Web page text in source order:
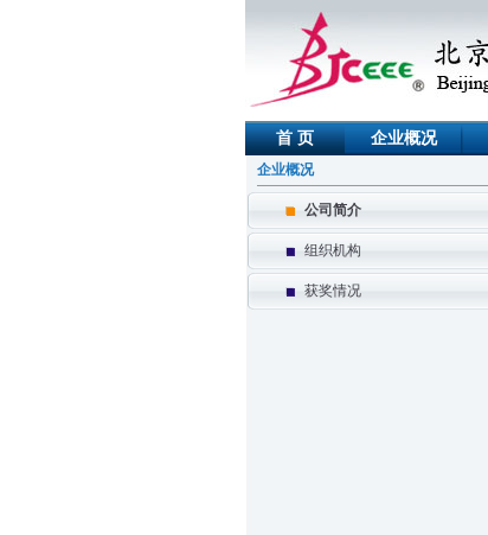
首 页 企业概况
企业概况
公司简介
组织机构
获奖情况